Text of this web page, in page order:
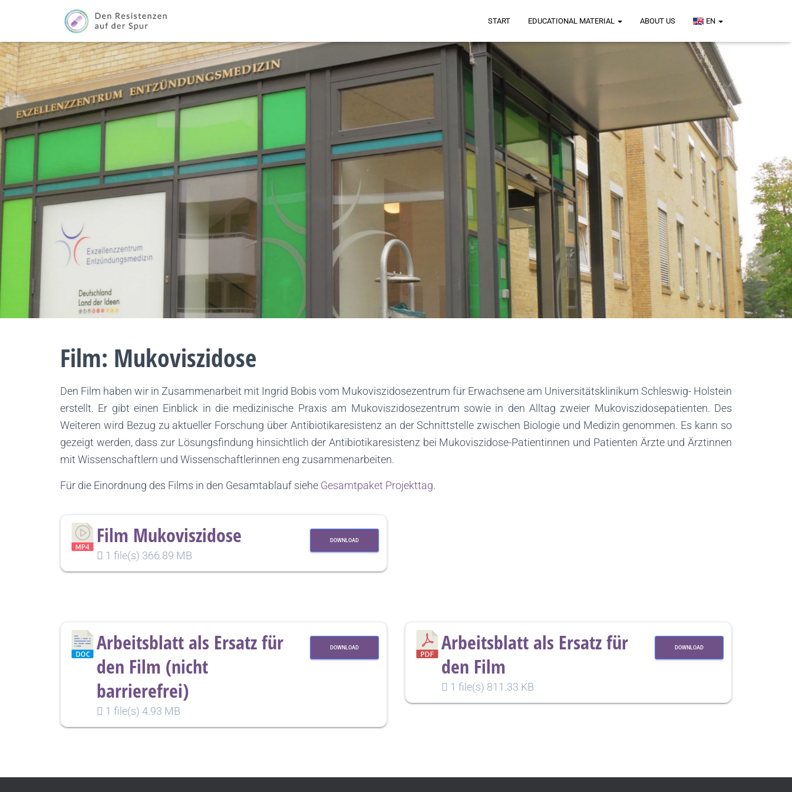
START EDUCATIONAL MATERIAL ABOUT US EN
Film: Mukoviszidose
Den Film haben wir in Zusammenarbeit mit Ingrid Bobis vom Mukoviszidosezentrum für Erwachsene am Universitätsklinikum Schleswig- Holstein
erstellt. Er gibt einen Einblick in die medizinische Praxis am Mukoviszidosezentrum sowie in den Alltag zweier Mukoviszidosepatienten. Des
Weiteren wird Bezug zu aktueller Forschung über Antibiotikaresistenz an der Schnittstelle zwischen Biologie und Medizin genommen. Es kann so
gezeigt werden, dass zur Lösungsfindung hinsichtlich der Antibiotikaresistenz bei Mukoviszidose-Patientinnen und Patienten Ärzte und Ärztinnen
mit Wissenschaftlern und Wissenschaftlerinnen eng zusammenarbeiten.
Für die Einordnung des Films in den Gesamtablauf siehe Gesamtpaket Projekttag.
Film Mukoviszidose
1 file(s) 366.89 MB
DOWNLOAD
Arbeitsblatt als Ersatz für
den Film (nicht
barrierefrei)
1 file(s) 4.93 MB
DOWNLOAD
Arbeitsblatt als Ersatz für
den Film
1 file(s) 811.33 KB
DOWNLOAD